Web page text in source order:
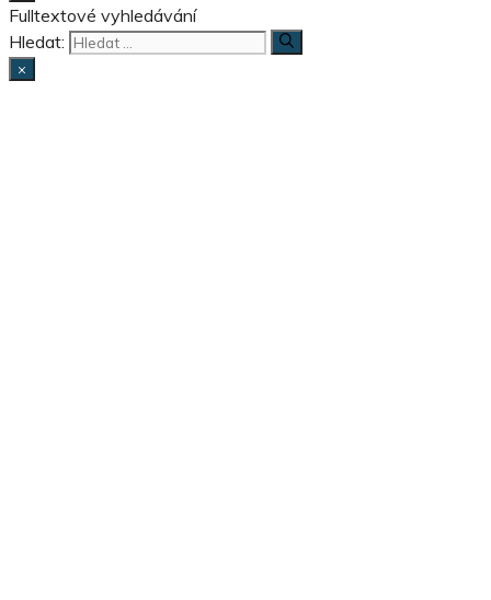
Fulltextové vyhledávání
Hledat:
×